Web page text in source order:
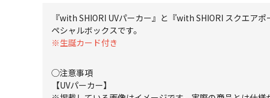
『with SHIORI UVパーカー』と『with SHIORI スクエア
ペシャルボックスです。
※生誕カード付き
◯注意事項
【UVパーカー】